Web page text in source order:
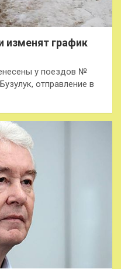
изменят график
у поездов №
отправление в